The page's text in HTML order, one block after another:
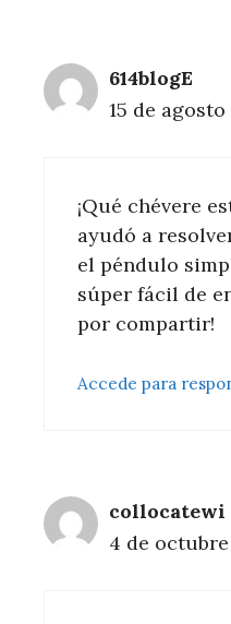
614blogE
15 de
¡Qué chévere
ayudó a
el péndulo
súper fácil de
por compartir!
Accede para
collocatewi
4 de octubre